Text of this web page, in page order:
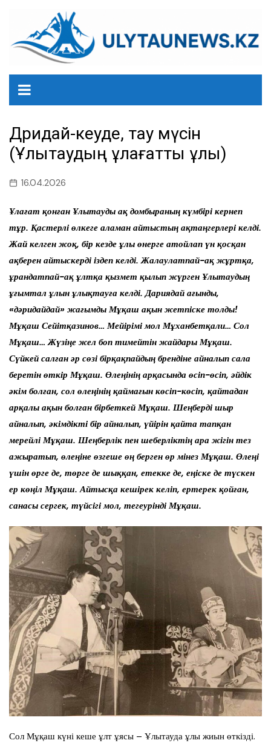
содержанию
Дәридай-кеуде, тау мүсін
(Ұлытаудың ұлағатты ұлы)
16.04.2026
Ұлағат қонған Ұлытауды ақ домбыраның күмбірі кернеп
тұр. Қастерлі өлкеге аламан айтыстың ақтаңгерлері келді.
Жай келген жоқ, бір кезде ұлы өнерге атойлап үн қосқан
ақберен айтыскерді іздеп келді. Жалаулатпай-ақ жұртқа,
ұрандатпай-ақ ұлтқа қызмет қылып жүрген Ұлытаудың
ұғымтал ұлын ұлықтауға келді. Дариядай ағынды,
«дәридайдай» жағымды Мұқаш ақын жетпіске толды!
Мұқаш Сейітқазинов… Мейірімі мол Мұханбетқали… Сол
Мұқаш… Жүзіңе жел боп тимейтін жайдары Мұқаш.
Сүйкей салған әр сөзі бірқақпайдың брендіне айналып сала
беретін өткір Мұқаш. Өлеңінің арқасында өсіп-өсіп, әйдік
әкім болған, сол өлеңінің қаймағын көсіп-көсіп, қайтадан
арқалы ақын болған бірбеткей Мұқаш. Шеңберді шыр
айналып, әкімдікті бір айналып, үйірін қайта тапқан
мерейлі Мұқаш. Шеңберлік пен шеберліктің ара жігін тез
ажыратып, өлеңіне өзгеше өң берген өр мінез Мұқаш. Өлеңі
үшін өрге де, төрге де шыққан, етекке де, еңіске де түскен
ер көңіл Мұқаш. Айтысқа кешірек келіп, ертерек қойған,
санасы сергек, түйсігі мол, тегеурінді Мұқаш.
Сол Мұқаш күні кеше ұлт ұясы – Ұлытауда ұлы жиын өткізді.